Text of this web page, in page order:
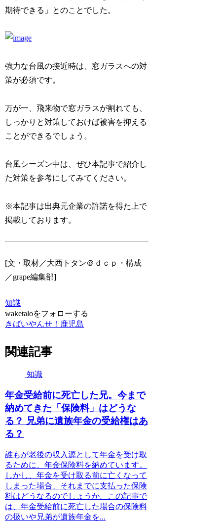
期待できる」とのことでした。
強力な台風の接近時は、窓ガラスへの対
策が必須です。
万が一、飛来物で窓ガラスが割れても、
しっかりと対策しておけば被害を抑える
ことができるでしょう。
台風シーズン中は、ぜひ本記事で紹介し
た対策を参考にしてみてください。
※本記事は出典元企業の許諾を得た上で
掲載しております。
[文・取材／大西トタン＠ｄｃｐ・構成
／grape編集部]
知識
waketaloをフォローする
きばいやんせ！鹿児島
関連記事
知識
年金受給前に死亡した兄。今まで
納めてきた「保険料」はどうな
る？ 兄弟に遺族年金の受給権はあ
る？
誰もが老後の収入源として年金を受け取
るために、年金保険料を納めています。
しかし、年金を受け取る前に亡くなって
しまった場合、それまでに支払った保険
料はどうなるのでしょうか。この記事で
は、年金受給前に死亡した場合の保険料
の扱いや兄弟が遺族年金を...